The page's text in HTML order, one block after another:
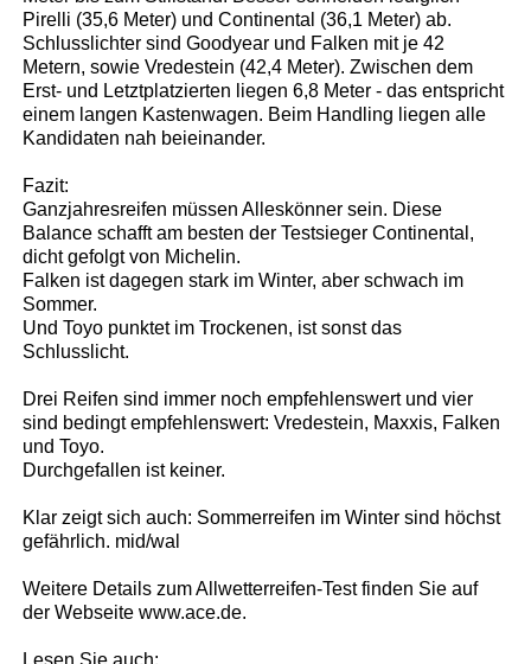
Pirelli (35,6 Meter) und Continental (36,1 Meter) ab.
Schlusslichter sind Goodyear und Falken mit je 42
Metern, sowie Vredestein (42,4 Meter). Zwischen dem
Erst- und Letztplatzierten liegen 6,8 Meter - das entspricht
einem langen Kastenwagen. Beim Handling liegen alle
Kandidaten nah beieinander.
Fazit:
Ganzjahresreifen müssen Alleskönner sein. Diese
Balance schafft am besten der Testsieger Continental,
dicht gefolgt von Michelin.
Falken ist dagegen stark im Winter, aber schwach im
Sommer.
Und Toyo punktet im Trockenen, ist sonst das
Schlusslicht.
Drei Reifen sind immer noch empfehlenswert und vier
sind bedingt empfehlenswert: Vredestein, Maxxis, Falken
und Toyo.
Durchgefallen ist keiner.
Klar zeigt sich auch: Sommerreifen im Winter sind höchst
gefährlich. mid/wal
Weitere Details zum Allwetterreifen-Test finden Sie auf
der Webseite www.ace.de.
Lesen Sie auch: